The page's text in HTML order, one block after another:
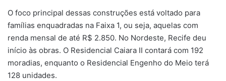
O foco principal dessas construções está voltado para
famílias enquadradas na Faixa 1, ou seja, aquelas com
renda mensal de até R$ 2.850. No Nordeste, Recife deu
início às obras. O Residencial Caiara II contará com 192
moradias, enquanto o Residencial Engenho do Meio terá
128 unidades.